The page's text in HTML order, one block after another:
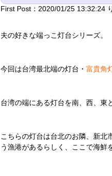
First Post： 2020/01/25 13:32:24
夫の好きな端っこ灯台シリーズ。
今回は台湾最北端の灯台・ 富貴角
台湾の端にある灯台を南、西、東
こちらの灯台は台北のお隣、新北
う漁港があるらしく、ここで海鮮